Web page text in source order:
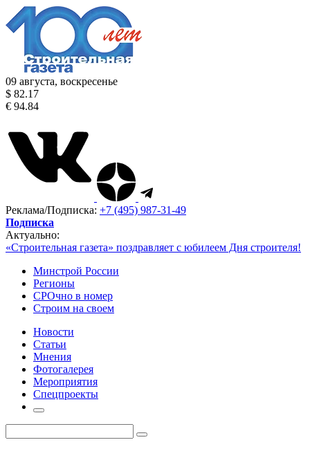
09 августа, воскресенье
$ 82.17
€ 94.84
Реклама/Подписка: +7 (495) 987-31-49
Подписка
Актуально:
«Строительная газета» поздравляет с юбилеем Дня строителя!
Минстрой России
Регионы
СРОчно в номер
Строим на своем
Новости
Статьи
Мнения
Фотогалерея
Мероприятия
Спецпроекты